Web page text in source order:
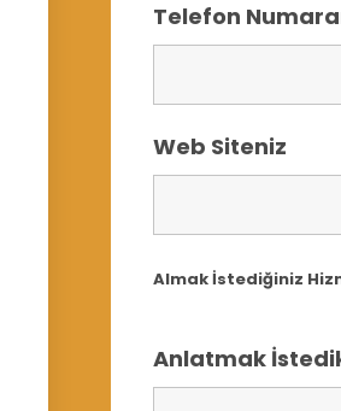
Telefon
Web Siteniz
Almak İstediğiniz
Anlatmak